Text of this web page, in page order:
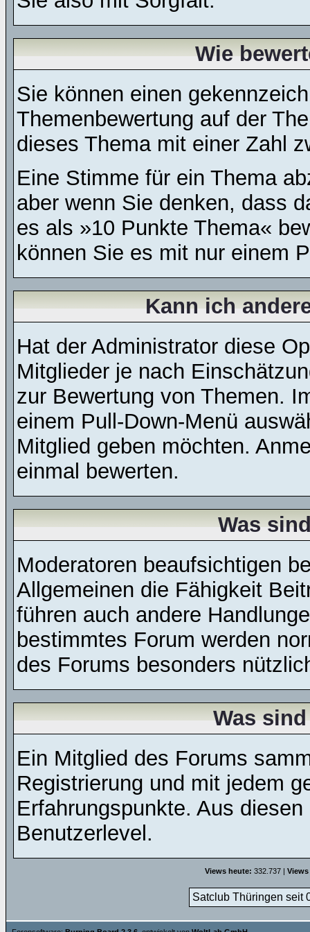
Wie
Sie können einen
Themenbewertung auf der
dieses Thema mit einer Zahl
Eine Stimme für ein Thema
aber wenn Sie denken, dass
es als »10 Punkte Thema«
können Sie es mit nur einem
Kann ich
Hat der Administrator diese
Mitglieder je nach
zur Bewertung von Themen.
einem Pull-Down-Menü
Mitglied geben möchten.
einmal bewerten.
Was
Moderatoren beaufsichtigen
Allgemeinen die Fähigkeit
führen auch andere
bestimmtes Forum werden
des Forums besonders
Was
Ein Mitglied des Forums
Registrierung und mit jedem
Erfahrungspunkte. Aus
Benutzerlevel.
Views heute: 332.737 |
Satclub Thüringen seit